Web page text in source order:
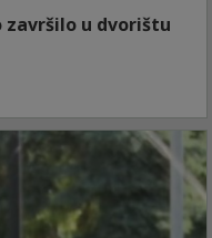
završilo u dvorištu